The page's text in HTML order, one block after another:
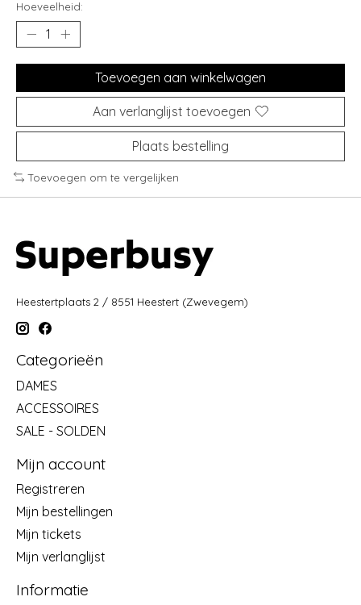
Hoeveelheid:
Toevoegen aan winkelwagen
Aan verlanglijst toevoegen
Plaats bestelling
Toevoegen om te vergelijken
Heestertplaats 2 / 8551 Heestert (Zwevegem)
Categorieën
DAMES
ACCESSOIRES
SALE - SOLDEN
Mijn account
Registreren
Mijn bestellingen
Mijn tickets
Mijn verlanglijst
Informatie